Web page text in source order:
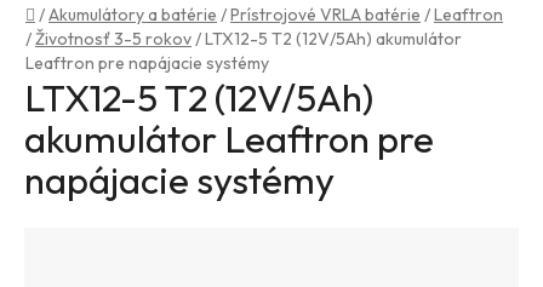
Domov
/Akumulátory a batérie /Prístrojové VRLA batérie /Leaftron
/Životnosť 3-5 rokov/LTX12-5 T2 (12V/5Ah) akumulátor
Leaftron pre napájacie systémy
LTX12-5 T2 (12V/5Ah)
akumulátor Leaftron pre
napájacie systémy